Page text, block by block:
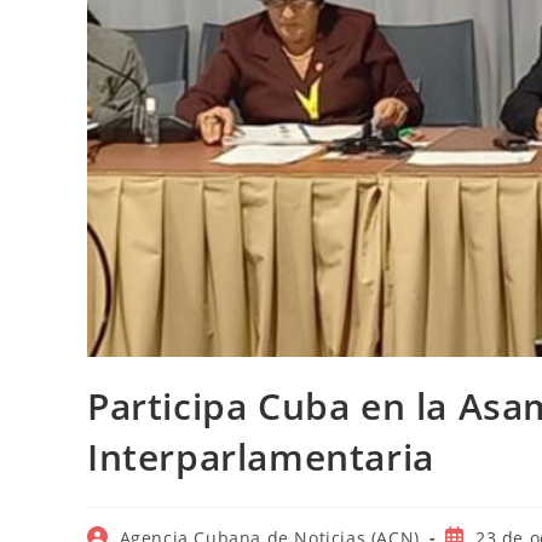
Participa Cuba en la
Interparlamentaria
AutorAgencia Cubana de Noticias (ACN) 23 de